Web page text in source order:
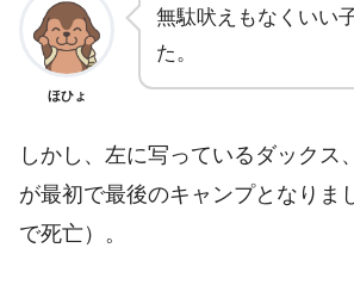
ほひょ
無駄吠えもなくいい
た。
しかし、左に写っているダックス
が最初で最後のキャンプとなりま
で死亡）。